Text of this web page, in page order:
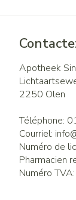
Apotheek
2250 Olen
Téléphone:
Courriel:
Numéro de
Pharmacien
Numéro TVA: